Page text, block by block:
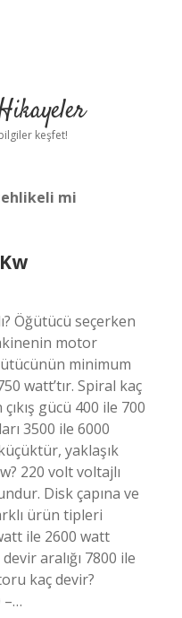
keşfet!
mi
Öğütücü seçerken
motor
minimum
watt’tır. Spiral kaç
gücü 400 ile 700
3500 ile 6000
yaklaşık
220 volt voltajlı
Disk çapına ve
ürün tipleri
ile 2600 watt
aralığı 7800 ile
kaç devir?
–…